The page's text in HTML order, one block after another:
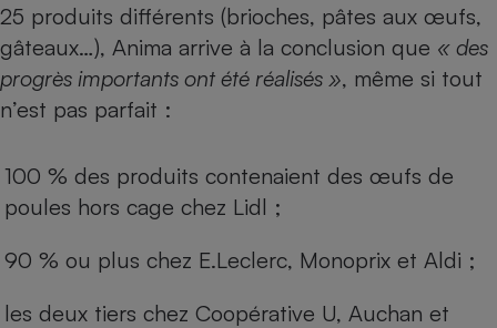
25 produits différents (brioches, pâtes aux œufs,
gâteaux…), Anima arrive à la conclusion que « des
progrès importants ont été réalisés », même si tout
n’est pas parfait :
100 % des produits contenaient des œufs de
poules hors cage chez Lidl ;
90 % ou plus chez E.Leclerc, Monoprix et Aldi ;
les deux tiers chez Coopérative U, Auchan et